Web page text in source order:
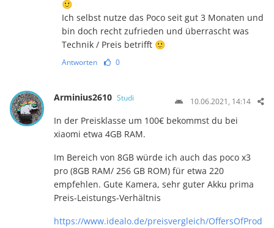
🙂
Ich selbst nutze das Poco seit gut 3 Monaten und
bin doch recht zufrieden und überrascht was
Technik / Preis betrifft 🙂
Antworten 0
Arminius2610 Studi 10.06.2021, 14:14
In der Preisklasse um 100€ bekommst du bei
xiaomi etwa 4GB RAM.
Im Bereich von 8GB würde ich auch das poco x3
pro (8GB RAM/ 256 GB ROM) für etwa 220
empfehlen. Gute Kamera, sehr guter Akku prima
Preis-Leistungs-Verhältnis
https://www.idealo.de/preisvergleich/OffersOfProd